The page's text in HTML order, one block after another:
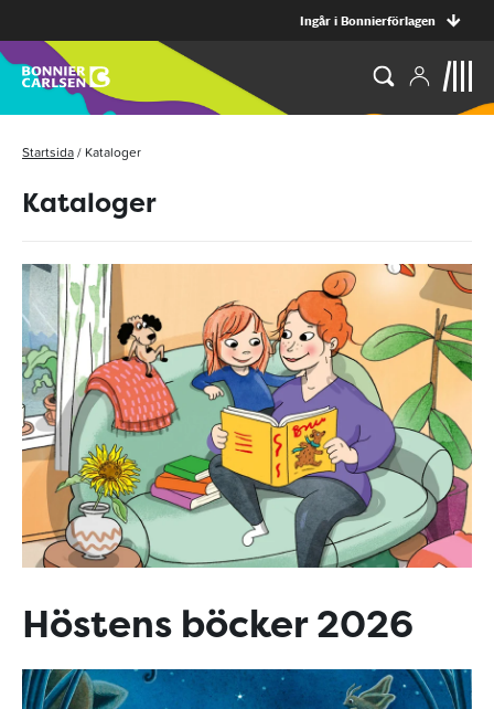
Ingår i Bonnierförlagen
Startsida/ Kataloger
Kataloger
Höstens böcker 2026